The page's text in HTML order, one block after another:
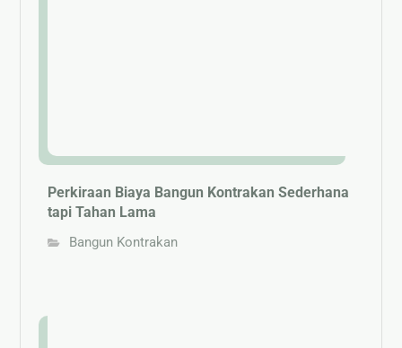
Perkiraan Biaya Bangun Kontrakan Sederhana
tapi Tahan Lama
Bangun Kontrakan